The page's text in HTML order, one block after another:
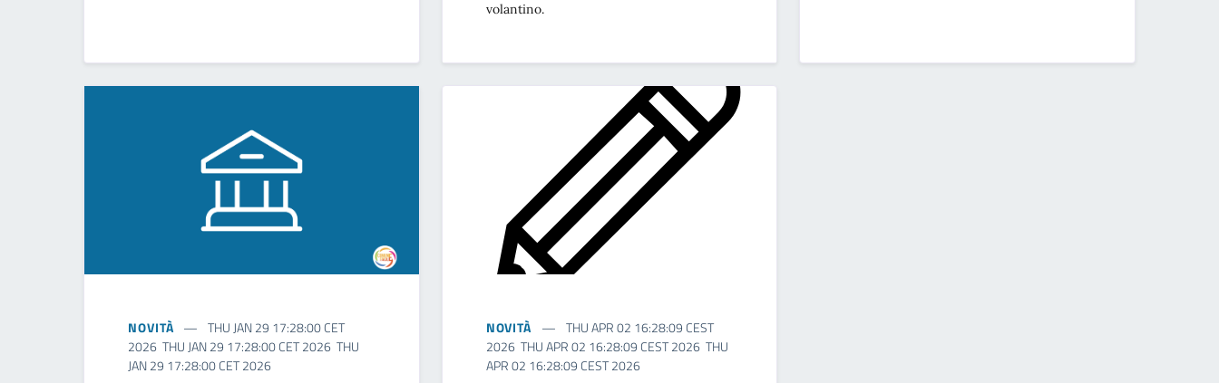
volantino.
NOVITÀ
THU JAN 29 17:28:00 CET
2026 THU JAN 29 17:28:00 CET 2026 THU
JAN 29 17:28:00 CET 2026
NOVITÀ
THU APR 02 16:28:09 CEST
2026 THU APR 02 16:28:09 CEST 2026 THU
APR 02 16:28:09 CEST 2026